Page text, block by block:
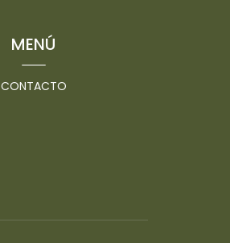
MENÚ
CONTACTO